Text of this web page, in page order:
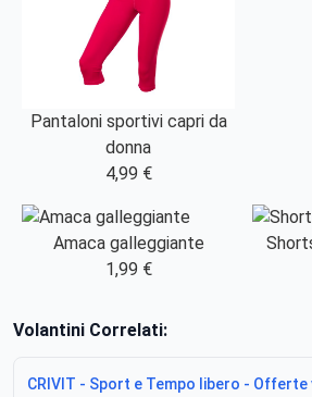
Pantaloni sportivi capri da
donna
4,99 €
Amaca galleggiante
1,99 €
Volantini Correlati:
CRIVIT - Sport e Tempo libero - Offerte